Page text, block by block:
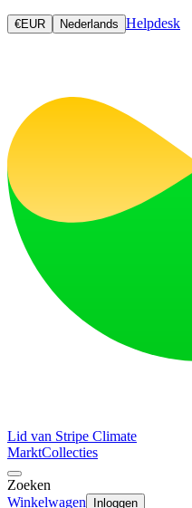
€EUR Nederlands Helpdesk
Lid van Stripe Climate
MarktCollecties
Zoeken
Winkelwagen
Inloggen